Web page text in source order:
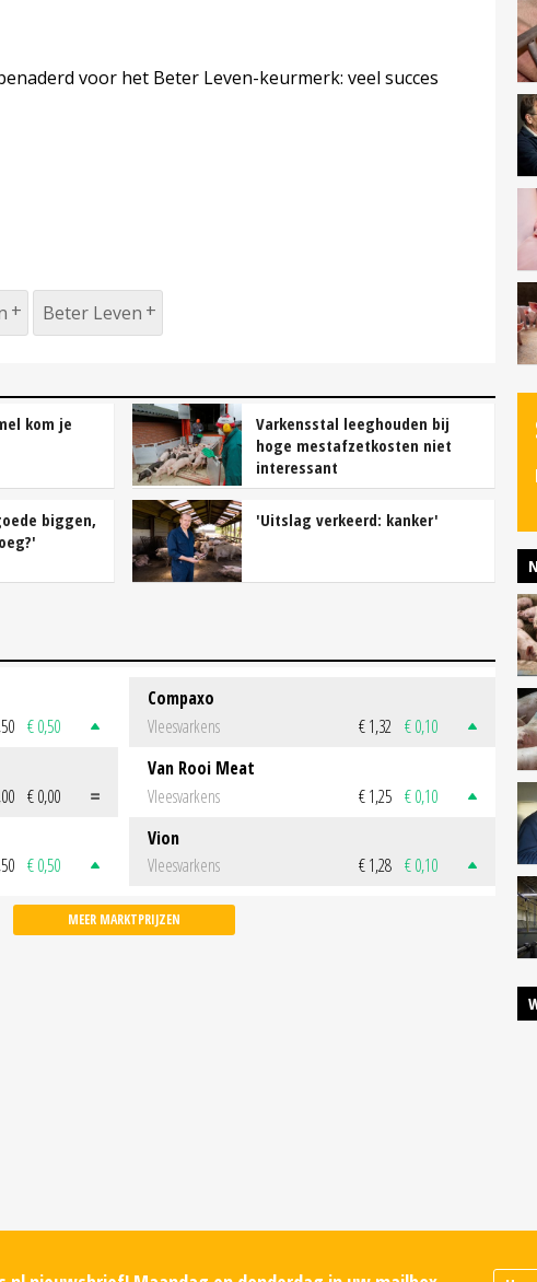
voor het Beter Leven-keurmerk: veel succes
Beter Leven
kom je
Varkensstal leeghouden bij
hoge mestafzetkosten niet
interessant
biggen,
'Uitslag verkeerd: kanker'
€ 0,50
€ 0,00
€ 0,50
Compaxo
Vleesvarkens
€ 1,32 € 0,10
Van Rooi Meat
Vleesvarkens
€ 1,25 € 0,10
Vion
Vleesvarkens
€ 1,28 € 0,10
MEER MARKTPRIJZEN